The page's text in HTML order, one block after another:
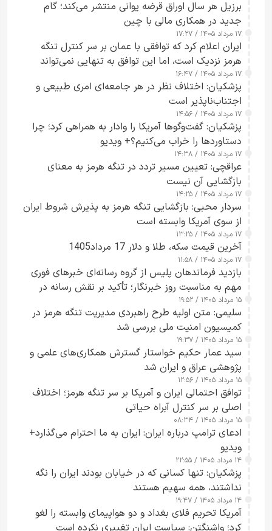
برزیل هر سال اوراق قرضه یوانی منتشر می‌کند؛ گام
جدید در همکاری مالی با چین
۱۷ مرداد ۱۴۰۵ / ۱۷:۲۷
ایران اعلام کرد که توافقی با عمان بر سر کنترل تنگه
هرمز نزدیک است، اما این توافق به تنهایی نمی‌تواند
آبراه را آزاد کند
۱۷ مرداد ۱۴۰۵ / ۱۶:۴۷
پزشکیان: اختلاف نظر در هر جامعه‌ای امری طبیعی و
اجتناب‌ناپذیر است
۱۷ مرداد ۱۴۰۵ / ۱۴:۵۶
پزشکیان: گفت‌وگوها آمریکا را وادار به همراهی کرد؛ چرا
دستاوردها را خراب می‌کنیم؟+ ویدیو
۱۷ مرداد ۱۴۰۵ / ۱۴:۳۸
عراقچی: تعیین مسیر تردد در تنگه هرمز به معنای
بازگشایی آن نیست
۱۷ مرداد ۱۴۰۵ / ۱۴:۲۵
سردار محبی: بازگشایی تنگه هرمز به پذیرش شروط ایران
از سوی آمریکا وابسته است
۱۷ مرداد ۱۴۰۵ / ۱۳:۲۵
آخرین قیمت سکه، طلا و دلار 17 مرداد1405
۱۷ مرداد ۱۴۰۵ / ۱۱:۵۸
بازدید فرماندهان پلیس از گروه رسانه‌ای خبرهای فوری
مهم به مناسبت روز خبرنگار؛ تأکید بر نقش رسانه در
تقویت امنیت و اعتماد عمومی
۱۵ مرداد ۱۴۰۵ / ۱۹:۵۲
سلیمی: متن اولیه طرح راهبردی مدیریت تنگه هرمز در
کمیسیون امنیت ملی بررسی شد
۱۵ مرداد ۱۴۰۵ / ۱۹:۳۷
سید عمار حکیم خواستار گسترش همکاری‌های علمی و
پژوهشی عراق و ایران شد
۱۵ مرداد ۱۴۰۵ / ۱۲:۵۶
توافق احتمالی ایران و آمریکا بر سر تنگه هرمز؛ اختلاف
اصلی بر سر کنترل آبراه حیاتی
۱۵ مرداد ۱۴۰۵ / ۰۸:۳۴
ادعای ترامپ درباره ایران: ایران به ما احترام می‌گذارد+
ویدیو
۱۴ مرداد ۱۴۰۵ / ۲۲:۵۵
پزشکیان: تنها کسانی که در خیابان بودند ایران را نگه
نداشتند، همه سهیم هستند
۱۴ مرداد ۱۴۰۵ / ۱۹:۴۷
آمریکا تحریم فلای بغداد و دو هواپیمای وابسته را لغو